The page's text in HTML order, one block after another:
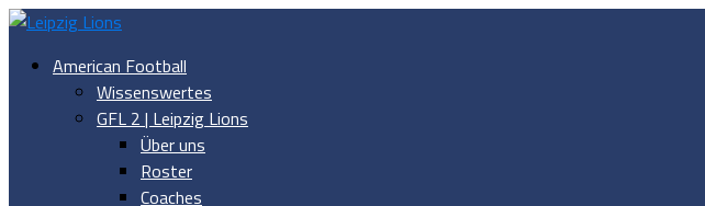
American Football
Wissenswertes
GFL 2 | Leipzig Lions
Über uns
Roster
Coaches